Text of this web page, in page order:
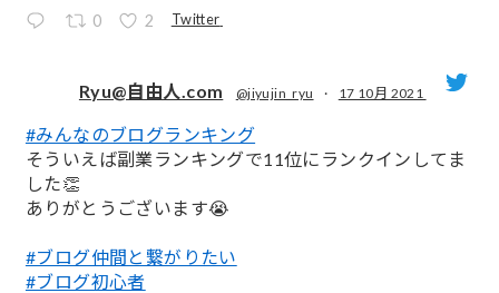
0 2 Twitter
;
Ryu@自由人.com @jiyujin_ryu · 17 10月 2021
#みんなのブログランキング
そういえば副業ランキングで11位にランクインしてま
した👏
ありがとうございます😭
#ブログ仲間と繋がりたい
#ブログ初心者